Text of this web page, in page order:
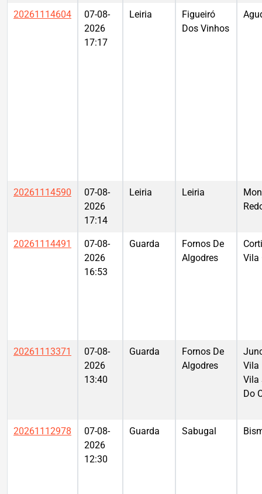
20261114604
07-08-
2026
17:17
Leiria
Figueiró
Dos Vinhos
20261114590
07-08-
2026
17:14
Leiria Leiria
20261114491
07-08-
2026
16:53
Guarda
Fornos De
Algodres
Vila
20261113371
07-08-
2026
13:40
Guarda
Fornos De
Algodres
Vila
Vila
Do
20261112978
07-08-
2026
12:30
Guarda Sabugal